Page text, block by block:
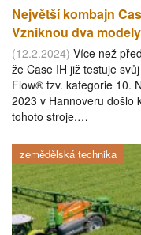
Největší kombajn
Vzniknou dva
(12.2.2024) Více než
že Case IH již testuje
Flow® tzv. kategorie 10.
2023 v Hannoveru došlo
tohoto stroje.…
zemědělská technika